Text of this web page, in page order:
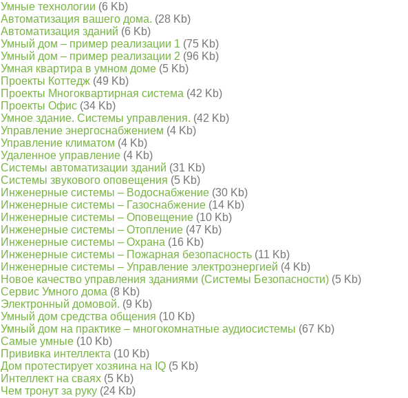
Умные технологии (6 Kb)
Автоматизация вашего дома. (28 Kb)
Автоматизация зданий (6 Kb)
Умный дом – пример реализации 1 (75 Kb)
Умный дом – пример реализации 2 (96 Kb)
Умная квартира в умном доме (5 Kb)
Проекты Коттедж (49 Kb)
Проекты Многоквартирная система (42 Kb)
Проекты Офис (34 Kb)
Умное здание. Системы управления. (42 Kb)
Управление энергоснабжением (4 Kb)
Управление климатом (4 Kb)
Удаленное управление (4 Kb)
Системы автоматизации зданий (31 Kb)
Системы звукового оповещения (5 Kb)
Инженерные системы – Водоснабжение (30 Kb)
Инженерные системы – Газоснабжение (14 Kb)
Инженерные системы – Оповещение (10 Kb)
Инженерные системы – Отопление (47 Kb)
Инженерные системы – Охрана (16 Kb)
Инженерные системы – Пожарная безопасность (11 Kb)
Инженерные системы – Управление электроэнергией (4 Kb)
Новое качество управления зданиями (Системы Безопасности) (5 Kb)
Сервис Умного дома (8 Kb)
Электронный домовой. (9 Kb)
Умный дом средства общения (10 Kb)
Умный дом на практике – многокомнатные аудиосистемы (67 Kb)
Самые умные (10 Kb)
Прививка интеллекта (10 Kb)
Дом протестирует хозяина на IQ (5 Kb)
Интеллект на сваях (5 Kb)
Чем тронут за руку (24 Kb)